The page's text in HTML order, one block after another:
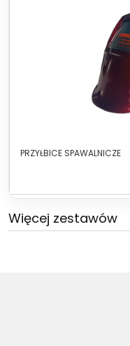
PRZYŁBICE SPAWALNICZE
Więcej zestawów